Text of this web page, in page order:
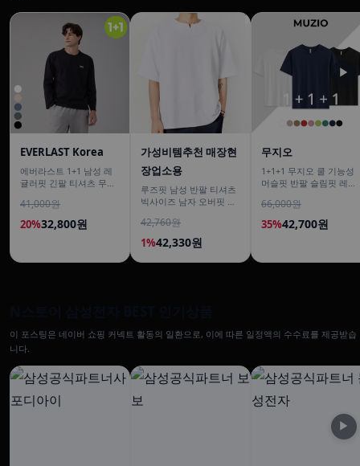
EVERLAST Korea
에버라스트 1+1 남성 레
귤러핏 긴팔 티셔츠 무지
41,000원
20%32,800원
가성비템추천 매장현
장업소용
루즈핏 남성 반팔 티셔츠
빅사이즈 남자 오버핏 티
42,760원
1%42,330원
무지오
1+1+1 무지오 쿨 기능성
머슬핏 반팔 슬림핏 레이
셔츠
66,000원
35%42,700원
▶
이 포스팅은 네이버 쇼핑 커넥트 활동의 일환으로, 이에 따른 일정액의 수수료를 제공받습
니다.
▶